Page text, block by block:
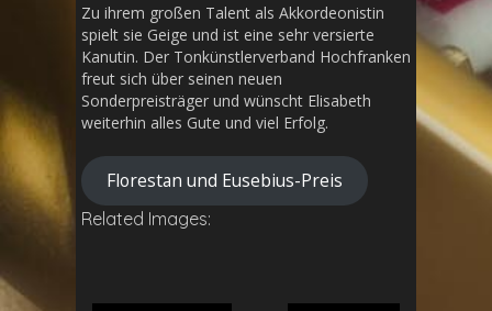
Zu ihrem großen Talent als Akkordeonistin
spielt sie Geige und ist eine sehr versierte
Kanutin. Der Tonkünstlerverband Hochfranken
freut sich über seinen neuen
Sonderpreisträger und wünscht Elisabeth
weiterhin alles Gute und viel Erfolg.
Florestan und Eusebius-Preis
Related Images: